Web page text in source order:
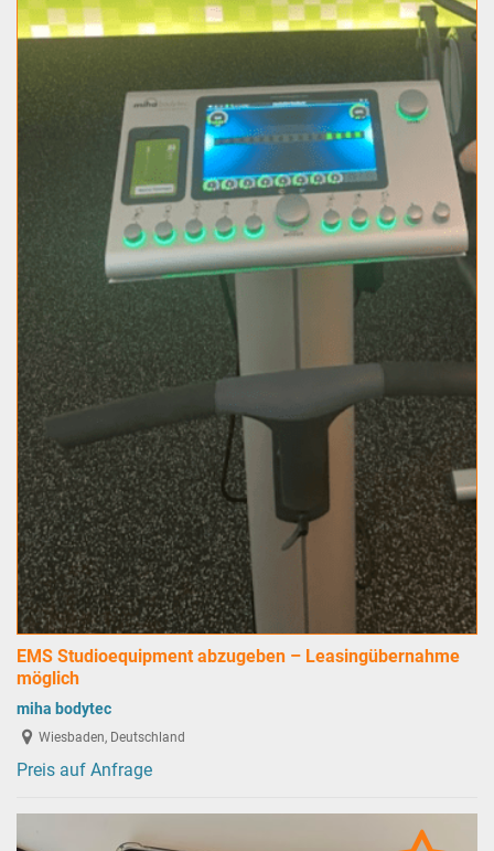
EMS Studioequipment abzugeben – Leasingübernahme
möglich
miha bodytec
Wiesbaden, Deutschland
Preis auf Anfrage